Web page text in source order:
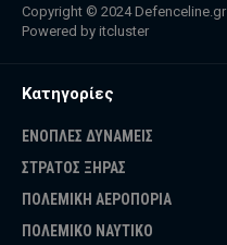
Copyright © 2024 Defenceline.gr
Powered by itcluster
Κατηγορίες
ΕΝΟΠΛΕΣ ΔΥΝΑΜΕΙΣ
ΣΤΡΑΤΟΣ ΞΗΡΑΣ
ΠΟΛΕΜΙΚΗ ΑΕΡΟΠΟΡΙΑ
ΠΟΛΕΜΙΚΟ ΝΑΥΤΙΚΟ